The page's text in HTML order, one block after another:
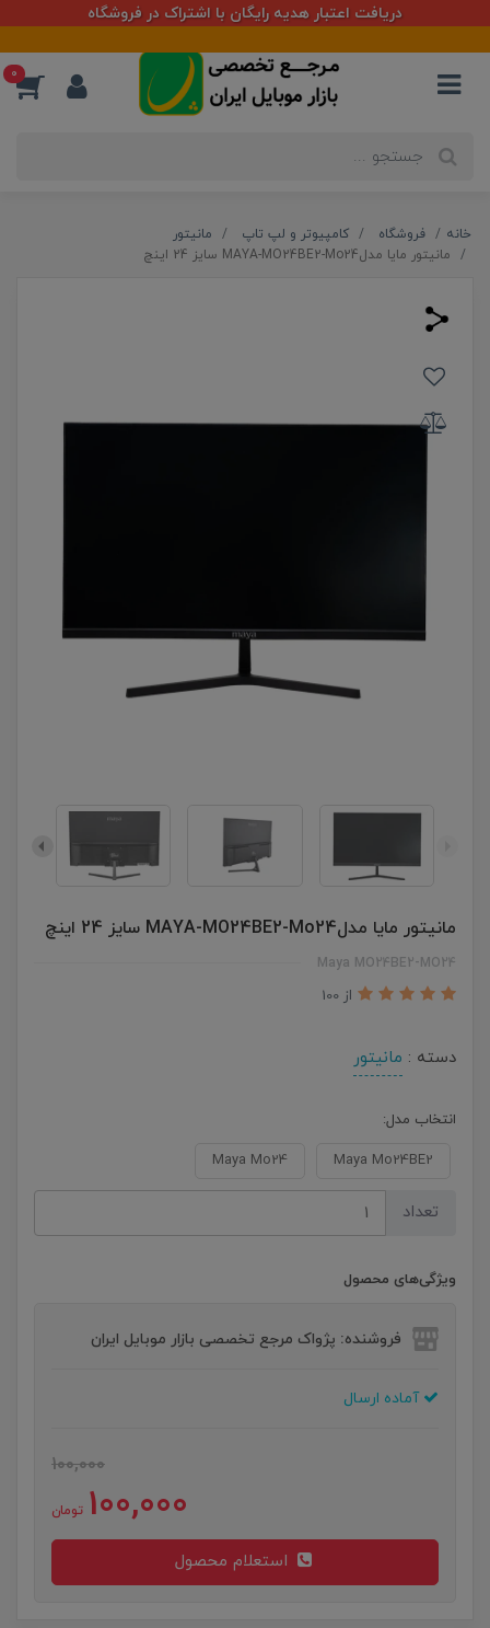
دریافت اعتبار هدیه رایگان با اشتراک در فروشگاه
0
خانه فروشگاه کامپیوتر و لپ تاپ
مانیتور
مانیتور مایا مدلMAYA-MO24BE2-Mo24 سایز 24 اینچ
مانیتور مایا مدلMAYA-MO24BE2-Mo24 سایز 24 اینچ
Maya MO24BE2-MO24
از 100
دسته : مانیتور
انتخاب مدل:
Maya Mo24BE2
Maya Mo24
تعداد
ویژگی‌های محصول
فروشنده: پژواک مرجع تخصصی بازار موبایل ایران
آماده ارسال
100,000
100,000 تومان